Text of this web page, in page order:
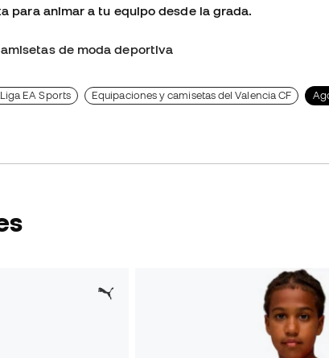
para animar a tu equipo desde la grada.
de moda deportiva
EA Sports Equipaciones y camisetas del Valencia CF